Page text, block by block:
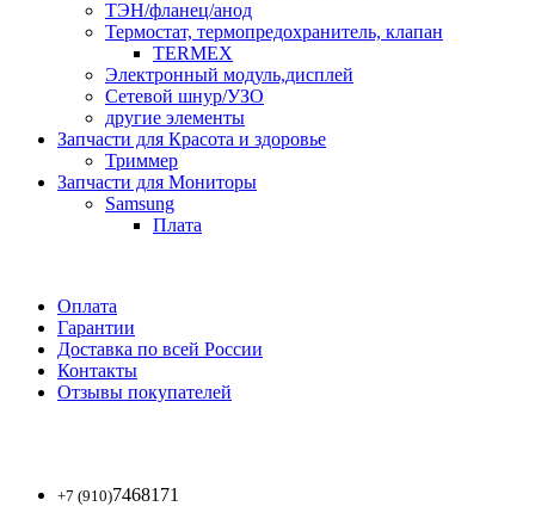
ТЭН/фланец/анод
Термостат, термопредохранитель, клапан
TERMEX
Электронный модуль,дисплей
Сетевой шнур/УЗО
другие элементы
Запчасти для Красота и здоровье
Триммер
Запчасти для Мониторы
Samsung
Плата
Оплата
Гарантии
Доставка по всей России
Контакты
Отзывы покупателей
+7 (910)7468171